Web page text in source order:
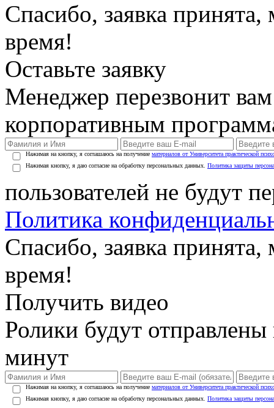
Спасибо, заявка
время!
Оставьте заявку
Менеджер перезвонит
корпоративным
Нажимая на кнопку, я соглашаюсь на получение материалов от Университета практической
Нажимая кнопку, я даю согласие на обработку персональных данных. Политика защиты
пользователей не будут
Политика
Спасибо, заявка
время!
Получить видео
Ролики будут
минут
Нажимая на кнопку, я соглашаюсь на получение материалов от Университета практической
Нажимая кнопку, я даю согласие на обработку персональных данных. Политика защиты